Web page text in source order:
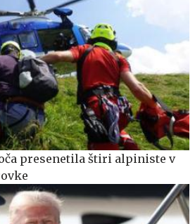
presenetila štiri alpiniste v